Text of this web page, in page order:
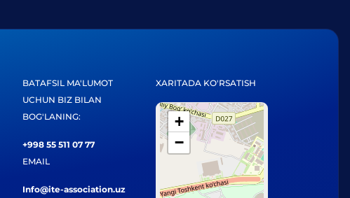
BATAFSIL MA'LUMOT
UCHUN BIZ BILAN
BOG'LANING:
+998 55 511 07 77
EMAIL
Info@ite-association.uz
XARITADA KO'RSATISH
+
−